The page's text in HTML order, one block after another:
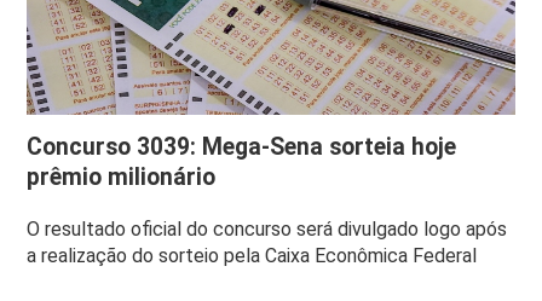
Concurso 3039: Mega-Sena sorteia hoje
prêmio milionário
O resultado oficial do concurso será divulgado logo após
a realização do sorteio pela Caixa Econômica Federal